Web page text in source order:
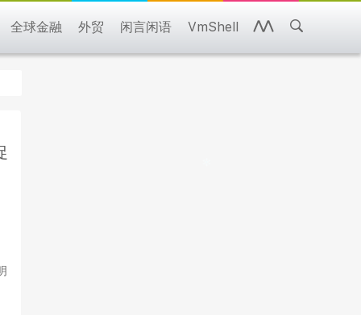
全球金融 外贸 闲言闲语 VmShell